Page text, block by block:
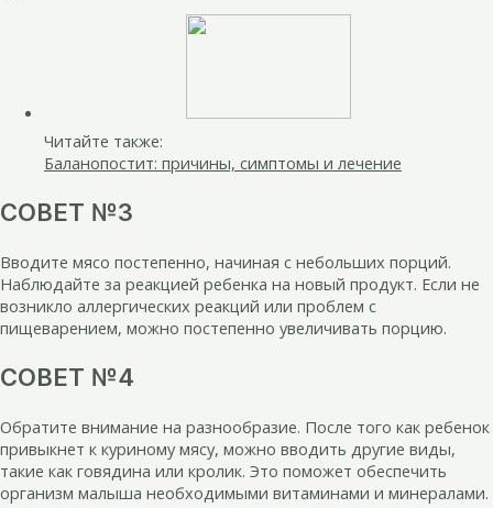
Читайте также:
Баланопостит: причины, симптомы и лечение
СОВЕТ №3
Вводите мясо постепенно, начиная с небольших порций.
Наблюдайте за реакцией ребенка на новый продукт. Если не
возникло аллергических реакций или проблем с
пищеварением, можно постепенно увеличивать порцию.
СОВЕТ №4
Обратите внимание на разнообразие. После того как ребенок
привыкнет к куриному мясу, можно вводить другие виды,
такие как говядина или кролик. Это поможет обеспечить
организм малыша необходимыми витаминами и минералами.